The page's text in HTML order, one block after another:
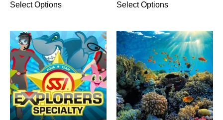
Select Options Select Options